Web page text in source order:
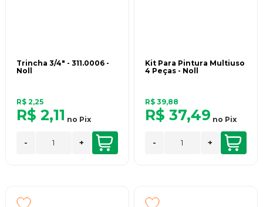
Trincha 3/4" - 311.0006 -
Noll
R$ 2,25
R$ 2,11 no Pix
- +
Kit Para Pintura Multiuso
4 Peças - Noll
R$ 39,88
R$ 37,49 no Pix
- +